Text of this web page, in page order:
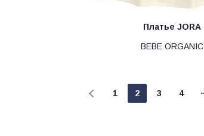
Платье JORA
BEBE ORGANIC
1 2 3 4